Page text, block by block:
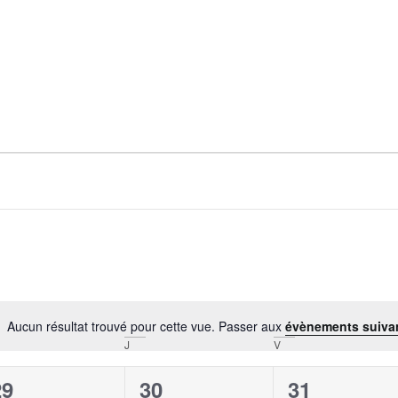
Notice
Aucun résultat trouvé pour cette vue. Passer aux évènements
J V
0
30
0
31